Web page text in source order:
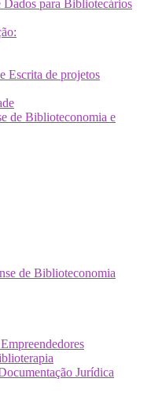
para Bibliotecários
Escrita de projetos
de Biblioteconomia e
de Biblioteconomia
Jurídica